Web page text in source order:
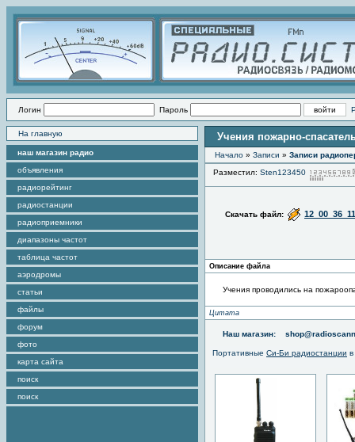
Логин Пароль
На главную
наш магазин радио
объявления
радиорейтинг
радиостанции
радиоприемники
диапазоны частот
таблица частот
аэродромы
статьи
файлы
форум
фото
карта сайта
поиск
поиск
Учения пожарно-
Начало » Записи » Записи
Разместил: Sten123450
Скачать файл:
Описание файла
Учения проводились на
Цитата
Наш магазин:
Портативные Си-Би радиостанции